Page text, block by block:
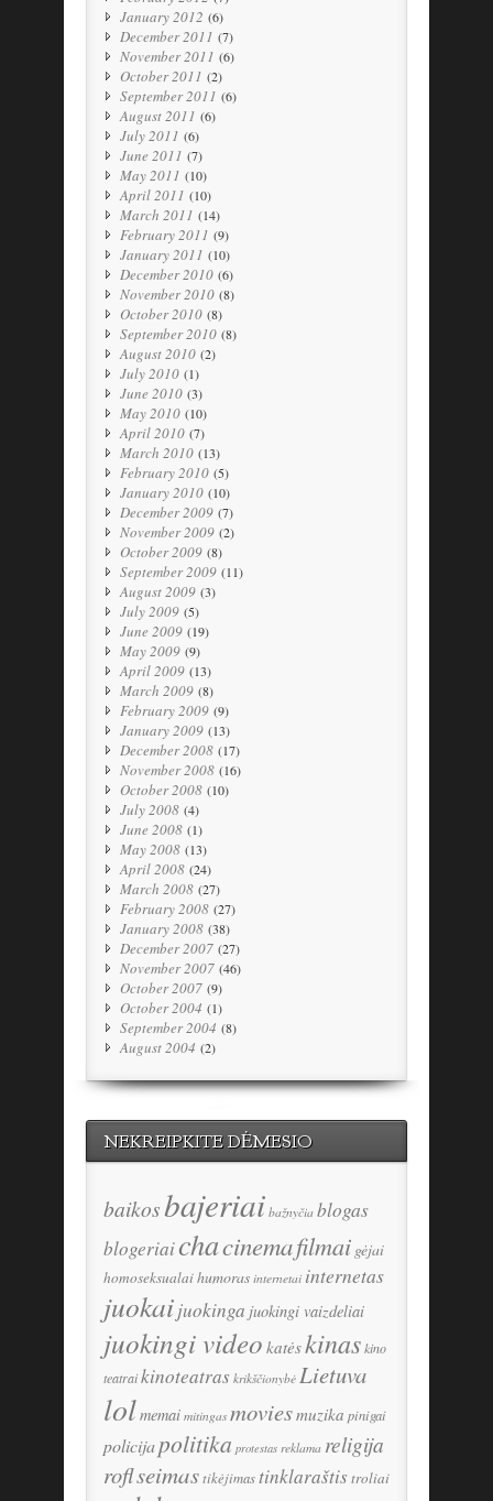
January 2012 (6)
December 2011 (7)
November 2011 (6)
October 2011 (2)
September 2011 (6)
August 2011 (6)
July 2011 (6)
June 2011 (7)
May 2011 (10)
April 2011 (10)
March 2011 (14)
February 2011 (9)
January 2011 (10)
December 2010 (6)
November 2010 (8)
October 2010 (8)
September 2010 (8)
August 2010 (2)
July 2010 (1)
June 2010 (3)
May 2010 (10)
April 2010 (7)
March 2010 (13)
February 2010 (5)
January 2010 (10)
December 2009 (7)
November 2009 (2)
October 2009 (8)
September 2009 (11)
August 2009 (3)
July 2009 (5)
June 2009 (19)
May 2009 (9)
April 2009 (13)
March 2009 (8)
February 2009 (9)
January 2009 (13)
December 2008 (17)
November 2008 (16)
October 2008 (10)
July 2008 (4)
June 2008 (1)
May 2008 (13)
April 2008 (24)
March 2008 (27)
February 2008 (27)
January 2008 (38)
December 2007 (27)
November 2007 (46)
October 2007 (9)
October 2004 (1)
September 2004 (8)
August 2004 (2)
NEKREIPKITE DĖMESIO
baikosbajeriai bažnyčia blogas
blogeriaichacinemafilmai gėjai
homoseksualaihumoras internetai internetas
juokaijuokinga juokingi vaizdeliai
juokingi video katėskinaskino
teatraikinoteatras krikščionybė Lietuva
lolmemai mitingas moviesmuzika pinigai
policijapolitika protestas reklama religija
roflseimastikėjimastinklaraštistroliai